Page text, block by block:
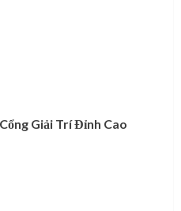
Giải Trí Đỉnh Cao